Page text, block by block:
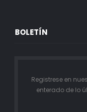
BOLETÍN
Registrese en
enterado de lo